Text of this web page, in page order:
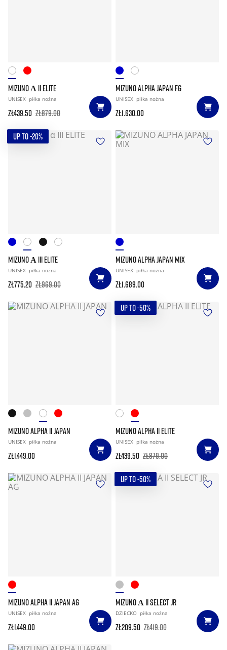
MIZUNO Α II ELITE
UNISEX piłka nożna
zł439.50 zł879.00
MIZUNO ALPHA JAPAN FG
UNISEX piłka nożna
zł1.630.00
UP TO -20%
MIZUNO Α III ELITE
UNISEX piłka nożna
zł775.20 zł969.00
MIZUNO ALPHA JAPAN MIX
UNISEX piłka nożna
zł1.689.00
MIZUNO ALPHA II JAPAN
UNISEX piłka nożna
zł1.449.00
UP TO -50%
MIZUNO ALPHA II ELITE
UNISEX piłka nożna
zł439.50 zł879.00
MIZUNO ALPHA II JAPAN AG
UNISEX piłka nożna
zł1.449.00
UP TO -50%
MIZUNO Α II SELECT JR
DZIECKO piłka nożna
zł209.50 zł419.00